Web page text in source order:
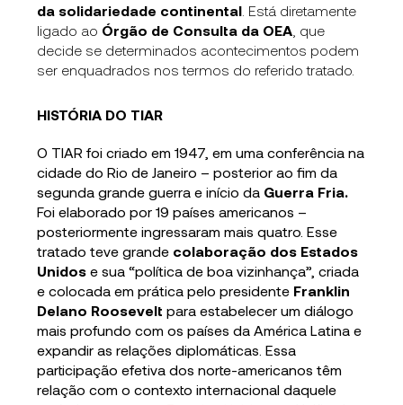
da solidariedade continental . Está diretamente
ligado ao Órgão de Consulta da OEA , que
decide se determinados acontecimentos podem
ser enquadrados nos termos do referido tratado.
HISTÓRIA DO TIAR
O TIAR foi criado em 1947, em uma conferência na
cidade do Rio de Janeiro – posterior ao fim da
segunda grande guerra e início da Guerra Fria.
Foi elaborado por 19 países americanos –
posteriormente ingressaram mais quatro. Esse
tratado teve grande colaboração dos Estados
Unidos e sua “política de boa vizinhança”, criada
e colocada em prática pelo presidente Franklin
Delano Roosevelt para estabelecer um diálogo
mais profundo com os países da América Latina e
expandir as relações diplomáticas. Essa
participação efetiva dos norte-americanos têm
relação com o contexto internacional daquele